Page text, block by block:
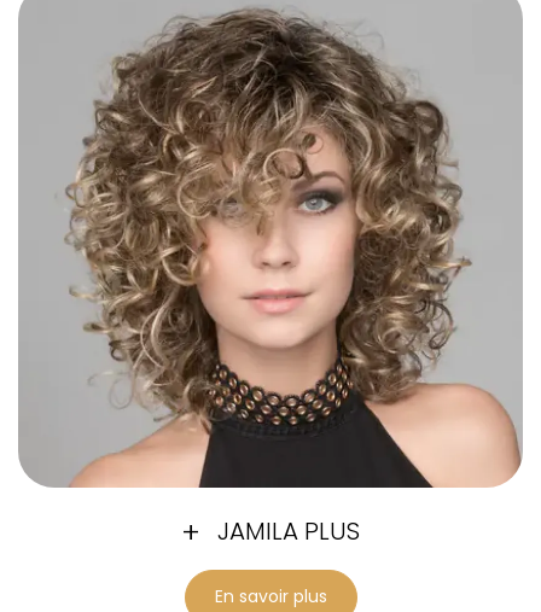
JAMILA PLUS
En savoir plus